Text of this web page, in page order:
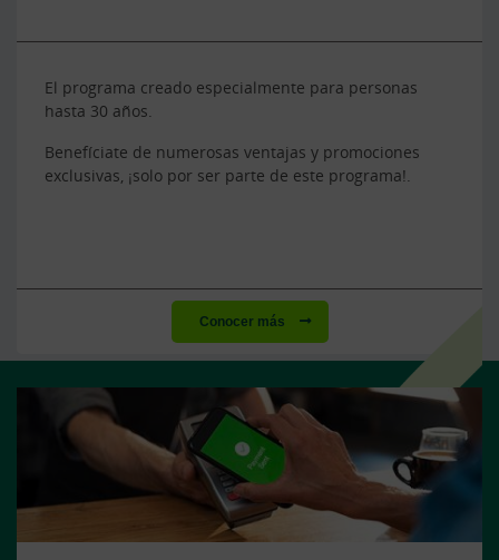
El programa creado especialmente para personas
hasta 30 años.
Benefíciate de numerosas ventajas y promociones
exclusivas, ¡solo por ser parte de este programa!.
Conocer más